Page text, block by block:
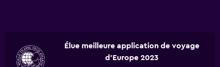
Élue meilleure application de voyage
d'Europe 2023